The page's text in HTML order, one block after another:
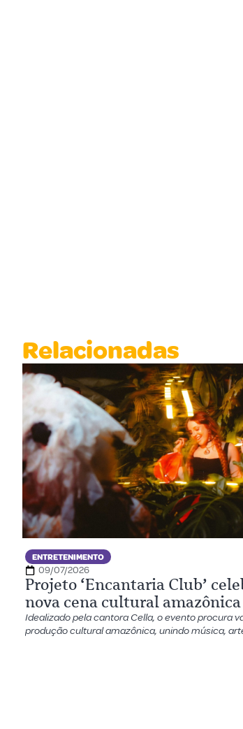
Relacionadas
ENTRETENIMENTO
09/07/2026
Projeto ‘Encantaria Club’
nova cena cultural amazônica
Idealizado pela cantora Cella, o evento procura
produção cultural amazônica, unindo música,